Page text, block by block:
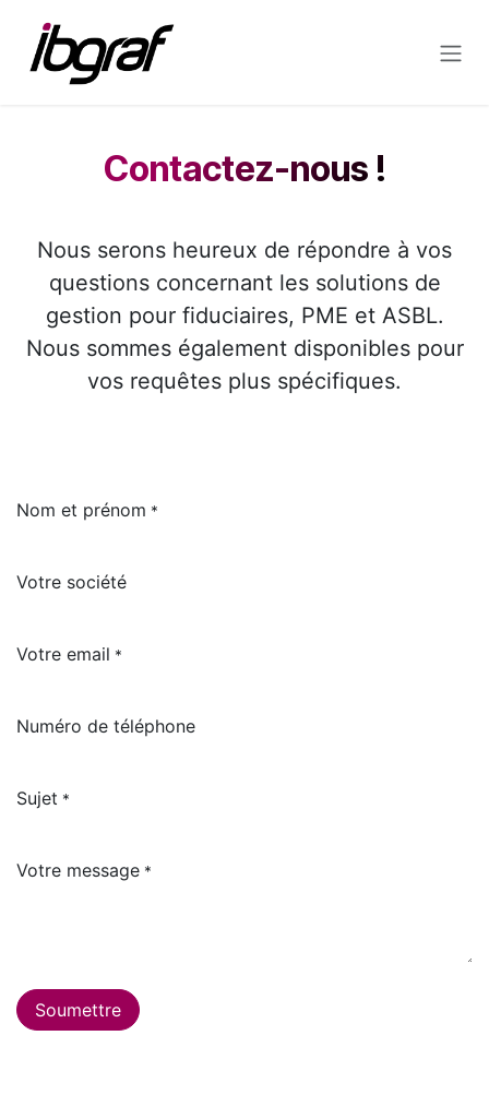
Contactez-nous !​
Nous serons heureux de répondre à vos
questions concernant les solutions de
gestion pour fiduciaires, PME et ASBL.
Nous sommes également disponibles pour
vos requêtes plus spécifiques.
Nom et prénom *
Votre société
Votre email *
Numéro de téléphone
Sujet *
Votre message *
Soumettre